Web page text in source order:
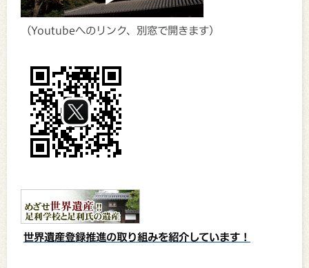
（Youtubeへのリンク、別窓で開きます）
世界遺産登録推進の取り組みを紹介しています！